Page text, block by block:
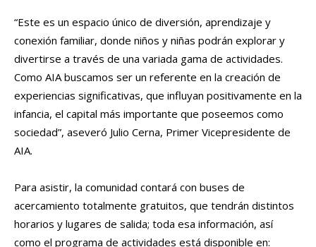
“Este es un espacio único de diversión, aprendizaje y
conexión familiar, donde niños y niñas podrán explorar y
divertirse a través de una variada gama de actividades.
Como AIA buscamos ser un referente en la creación de
experiencias significativas, que influyan positivamente en la
infancia, el capital más importante que poseemos como
sociedad”, aseveró Julio Cerna, Primer Vicepresidente de
AIA.
Para asistir, la comunidad contará con buses de
acercamiento totalmente gratuitos, que tendrán distintos
horarios y lugares de salida; toda esa información, así
como el programa de actividades está disponible en: